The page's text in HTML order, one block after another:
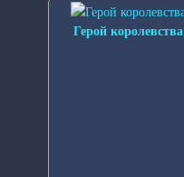
Герой